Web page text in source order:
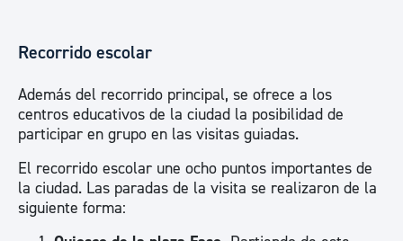
Recorrido escolar
Además del recorrido principal, se ofrece a los
centros educativos de la ciudad la posibilidad de
participar en grupo en las visitas guiadas.
El recorrido escolar une ocho puntos importantes de
la ciudad. Las paradas de la visita se realizaron de la
siguiente forma: